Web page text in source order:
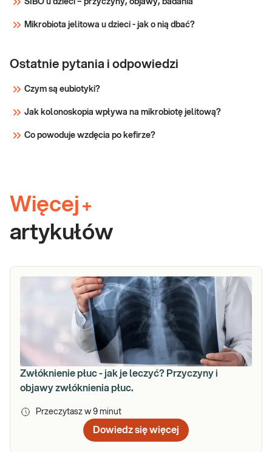
Mikrobiota jelitowa u dzieci - jak o nią dbać?
Ostatnie pytania i odpowiedzi
Czym są eubiotyki?
Jak kolonoskopia wpływa na mikrobiotę jelitową?
Co powoduje wzdęcia po kefirze?
Więcej +
artykułów
Zwłóknienie płuc - jak je leczyć? Przyczyny i
objawy zwłóknienia płuc.
Przeczytasz w 9 minut
Dowiedz się więcej